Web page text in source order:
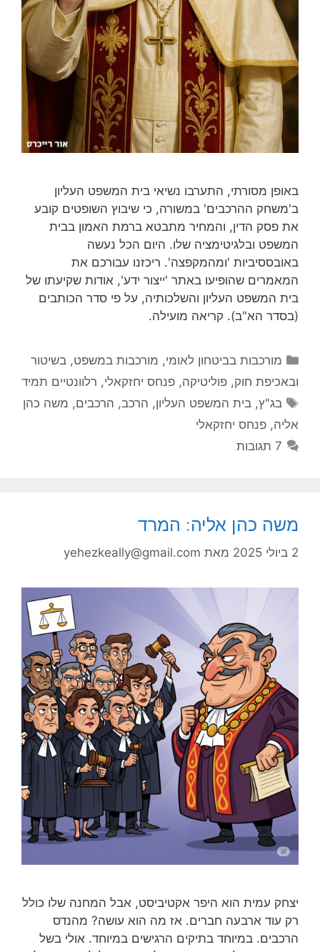
באופן מסורתי, התערבו נשיאי בית המשפט העליון
ב'משחק ההרכבים' במשורה, כי שיבוץ השופטים קובע
את פסק הדין, והמחיר מתבטא ברמת האמון בבית
המשפט ובלגיטימציה שלו. היום הכל נעשה
באובססיביות 'ומהמקפצה'. ריכזנו עבורכם את
המאמרים שהופיעו באתר 'ייצור ידע', אודות שקיעתו של
בית המשפט העליון והשלכותיה, על פי סדר הכותבים
(בסדר הא"ב). קריאה מועילה.
קטגוריות
מורכבות בביטחון לאומי, מורכבות במשפט, בשיטור
ובאכיפת חוק, פוליטיקה, פנחס יחזקאלי, רלוונטיים תמיד
תגיות
בג"ץ,בית המשפט העליון, הרכב, הרכבים, משה כהן
אליה, פנחס יחזקאלי
7 תגובות
משה כהן אליה: המרד
2 ביולי 2025 מאת yehezkeally@gmail.com
יצחק עמית הוא היפר אקטיביסט, אבל המחנה שלו כולל
רק עוד ארבעה חברים. אז מה הוא עושה? מהנדס
הרכבים. במיוחד בתיקים הרגישים במיוחד. אולי בשל